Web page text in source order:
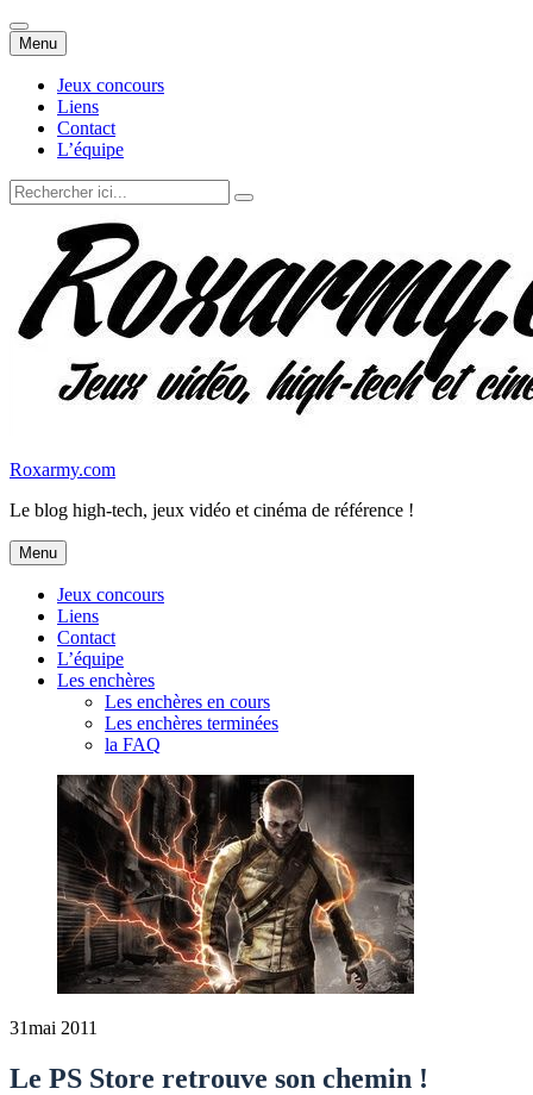
Menu Aller
au
contenu
Jeux concours
Liens
Contact
L’équipe
Recherche
pour
Roxarmy.com
Le blog high-tech, jeux vidéo et cinéma de référence !
Menu Aller
au
contenu
Jeux concours
Liens
Contact
L’équipe
Les enchères
Les enchères en cours
Les enchères terminées
la FAQ
31mai 2011
Le PS Store retrouve son chemin !